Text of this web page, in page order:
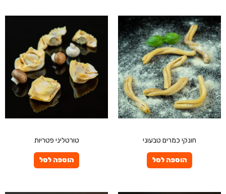
חונקי כמרים טבעוני
הוספה לסל
טורטליני פטריות
הוספה לסל